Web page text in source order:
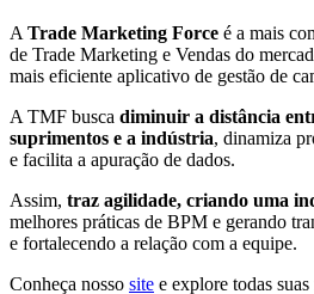
A Trade Marketing Force é a mais
de Trade Marketing e Vendas do
mais eficiente aplicativo de gestão de
A TMF busca diminuir a distância
suprimentos e a indústria, dinamiza
e facilita a apuração de dados.
Assim, traz agilidade, criando uma
melhores práticas de BPM e gerando
e fortalecendo a relação com a equipe.
Conheça nosso site e explore todas